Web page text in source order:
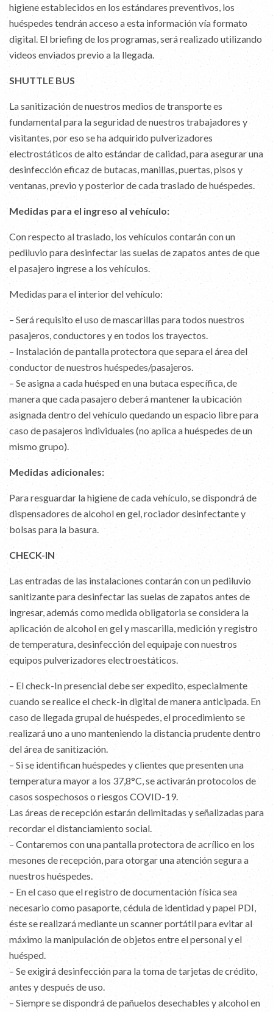
higiene establecidos en los estándares preventivos, los
huéspedes tendrán acceso a esta información vía formato
digital. El briefing de los programas, será realizado utilizando
videos enviados previo a la llegada.
SHUTTLE BUS
La sanitización de nuestros medios de transporte es
fundamental para la seguridad de nuestros trabajadores y
visitantes, por eso se ha adquirido pulverizadores
electrostáticos de alto estándar de calidad, para asegurar una
desinfección eficaz de butacas, manillas, puertas, pisos y
ventanas, previo y posterior de cada traslado de huéspedes.
Medidas para el ingreso al vehículo:
Con respecto al traslado, los vehículos contarán con un
pediluvio para desinfectar las suelas de zapatos antes de que
el pasajero ingrese a los vehículos.
Medidas para el interior del vehículo:
– Será requisito el uso de mascarillas para todos nuestros
pasajeros, conductores y en todos los trayectos.
– Instalación de pantalla protectora que separa el área del
conductor de nuestros huéspedes/pasajeros.
– Se asigna a cada huésped en una butaca específica, de
manera que cada pasajero deberá mantener la ubicación
asignada dentro del vehículo quedando un espacio libre para
caso de pasajeros individuales (no aplica a huéspedes de un
mismo grupo).
Medidas adicionales:
Para resguardar la higiene de cada vehículo, se dispondrá de
dispensadores de alcohol en gel, rociador desinfectante y
bolsas para la basura.
CHECK-IN
Las entradas de las instalaciones contarán con un pediluvio
sanitizante para desinfectar las suelas de zapatos antes de
ingresar, además como medida obligatoria se considera la
aplicación de alcohol en gel y mascarilla, medición y registro
de temperatura, desinfección del equipaje con nuestros
equipos pulverizadores electroestáticos.
– El check-In presencial debe ser expedito, especialmente
cuando se realice el check-in digital de manera anticipada. En
caso de llegada grupal de huéspedes, el procedimiento se
realizará uno a uno manteniendo la distancia prudente dentro
del área de sanitización.
– Si se identifican huéspedes y clientes que presenten una
temperatura mayor a los 37,8°C, se activarán protocolos de
casos sospechosos o riesgos COVID-19.
Las áreas de recepción estarán delimitadas y señalizadas para
recordar el distanciamiento social.
– Contaremos con una pantalla protectora de acrílico en los
mesones de recepción, para otorgar una atención segura a
nuestros huéspedes.
– En el caso que el registro de documentación física sea
necesario como pasaporte, cédula de identidad y papel PDI,
éste se realizará mediante un scanner portátil para evitar al
máximo la manipulación de objetos entre el personal y el
huésped.
– Se exigirá desinfección para la toma de tarjetas de crédito,
antes y después de uso.
– Siempre se dispondrá de pañuelos desechables y alcohol en